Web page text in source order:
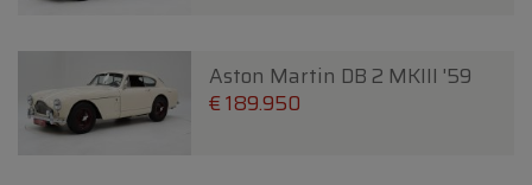
Aston Martin DB 2 MKIII '59
€ 189.950